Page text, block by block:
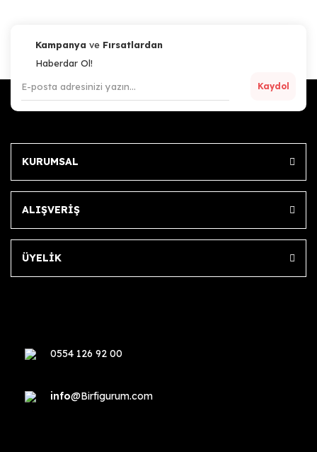
Kampanya ve Fırsatlardan
Haberdar Ol!
Kaydol
KURUMSAL
ALIŞVERİŞ
ÜYELİK
0554 126 92 00
info@Birfigurum.com